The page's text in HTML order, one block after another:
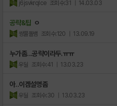
j6jsvkrqlce 조회수:31 | 14.03.03
공략&팁 ㅇ
쌍뿔돌뱀 조회수:120 | 13.09.19
누가좀...공략이라두.ㅠㅠ
우딜 조회수:41 | 13.03.23
아..이겜설명좀
우딜 조회수:30 | 13.03.23